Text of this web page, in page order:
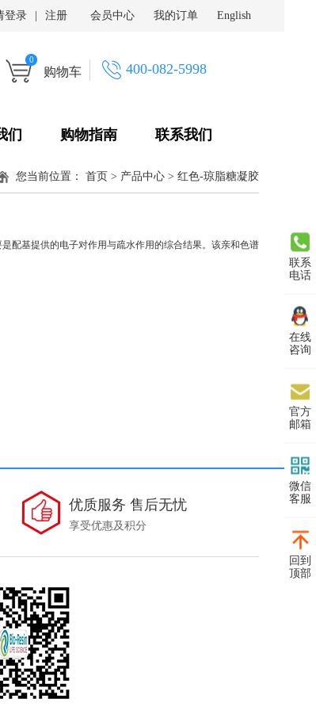
登录 注册 会员中心 我的订单 English
0
购物车 400-082-5998
们 购物指南 联系我们
您当前位置： 首页 > 产品中心 > 红色-琼脂糖凝胶
配基提供的电子对作用与疏水作用的综合结果。该亲和色谱
优质服务 售后无忧
享受优惠及积分
联系
电话
在线
咨询
官方
邮箱
微信
客服
回到
顶部